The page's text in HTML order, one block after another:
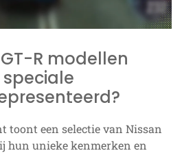
R modellen
toont een selectie van Nissan
hun unieke kenmerken en